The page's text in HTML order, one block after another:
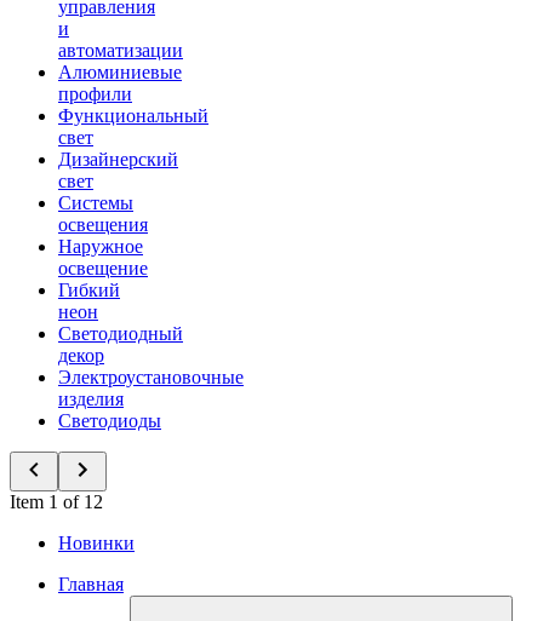
управления
и
автоматизации
Алюминиевые
профили
Функциональный
свет
Дизайнерский
свет
Системы
освещения
Наружное
освещение
Гибкий
неон
Светодиодный
декор
Электроустановочные
изделия
Светодиоды
Item 1 of 12
Новинки
Главная